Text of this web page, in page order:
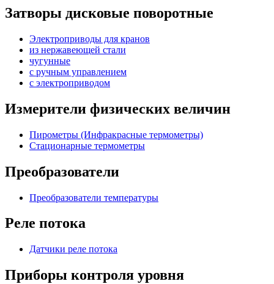
Затворы дисковые поворотные
Электроприводы для кранов
из нержавеющей стали
чугунные
с ручным управлением
c электроприводом
Измерители физических величин
Пирометры (Инфракрасные термометры)
Стационарные термометры
Преобразователи
Преобразователи температуры
Реле потока
Датчики реле потока
Приборы контроля уровня